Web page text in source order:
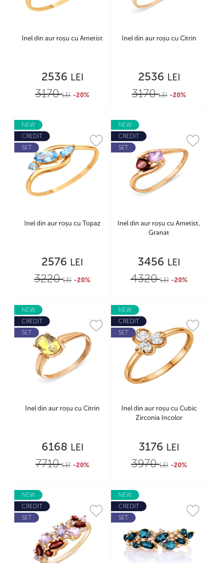
Inel din aur roșu cu Ametist
2536 LEI
3170LEI -20%
Inel din aur roșu cu Citrin
2536 LEI
3170LEI -20%
NEW
CREDIT
SET
Inel din aur roșu cu Topaz
2576 LEI
3220LEI -20%
NEW
CREDIT
SET
Inel din aur roșu cu Ametist,
Granat
3456 LEI
4320LEI -20%
NEW
CREDIT
SET
Inel din aur roșu cu Citrin
6168 LEI
7710LEI -20%
NEW
CREDIT
SET
Inel din aur roșu cu Cubic
Zirconia Incolor
3176 LEI
3970LEI -20%
NEW
CREDIT
SET
NEW
CREDIT
SET